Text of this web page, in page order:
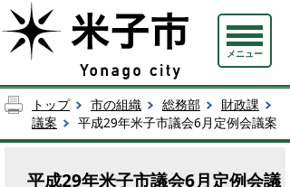
メニュー
トップ 市の組織 総務部
財政課
議案
平成29年米子市議会6月定例会議案
平成29年米子市議会6月定例会議